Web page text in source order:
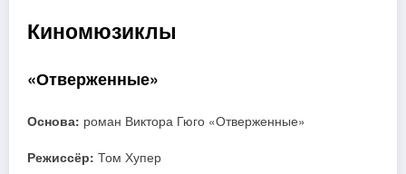
Киномюзиклы
«Отверженные»
Основа: роман Виктора Гюго «Отверженные»
Режиссёр: Том Хупер